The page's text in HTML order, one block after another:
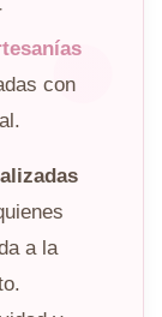
con
a la